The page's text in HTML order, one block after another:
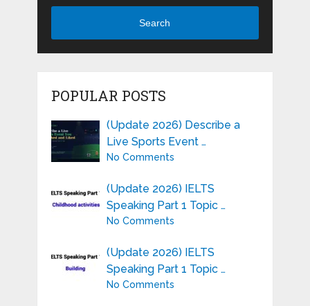
Search
POPULAR POSTS
(Update 2026) Describe a
Live Sports Event …
No Comments
(Update 2026) IELTS
Speaking Part 1 Topic …
No Comments
(Update 2026) IELTS
Speaking Part 1 Topic …
No Comments